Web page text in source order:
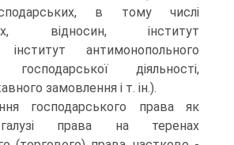
в тому числі
відносин, інститут
інститут антимонопольного
господарської діяльності,
замовлення і т. ін.).
господарського права як
права на теренах